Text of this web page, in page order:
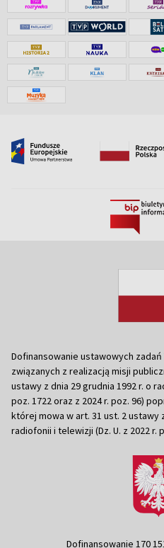
Dofinansowanie ustawowych
związanych z realizacją misji
ustawy z dnia 29 grudnia 1992 r. o
poz. 1722 oraz z 2024 r. poz. 96)
której mowa w art. 31 ust. 2 ustawy
radiofonii i telewizji (Dz. U. z 2022 r.
Dofinansowanie 170